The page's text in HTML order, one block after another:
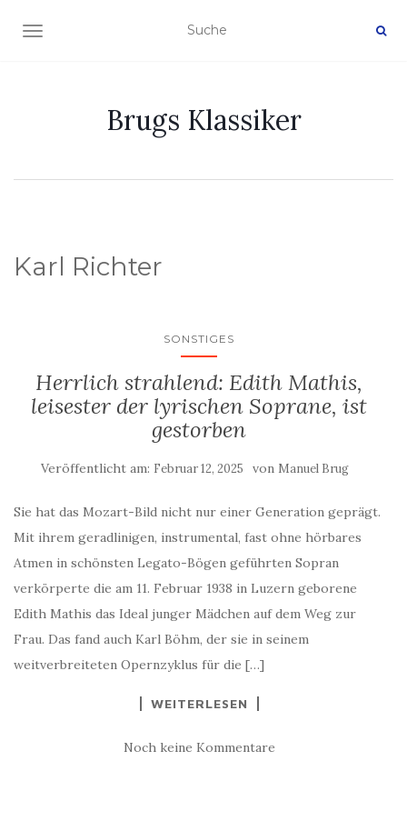
NAVIGATION EIN-/AUSSCHALTEN
Brugs Klassiker
Karl Richter
SONSTIGES
Herrlich strahlend: Edith Mathis,
leisester der lyrischen Soprane, ist
gestorben
Veröffentlicht am: Februar 12, 2025 von Manuel Brug
Sie hat das Mozart-Bild nicht nur einer Generation geprägt.
Mit ihrem geradlinigen, instrumental, fast ohne hörbares
Atmen in schönsten Legato-Bögen geführten Sopran
verkörperte die am 11. Februar 1938 in Luzern geborene
Edith Mathis das Ideal junger Mädchen auf dem Weg zur
Frau. Das fand auch Karl Böhm, der sie in seinem
weitverbreiteten Opernzyklus für die […]
WEITERLESEN
Noch keine Kommentare